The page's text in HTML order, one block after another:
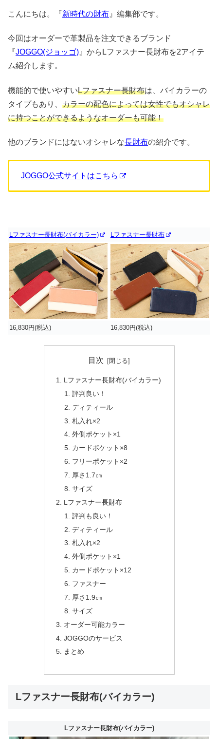
こんにちは。『新時代の財布 』編集部です。
今回はオーダーで革製品を注文できるブランド
『JOGGO(ジョッゴ) 』からLファスナー長財布を2アイテ
ム紹介します。
機能的で使いやすいLファスナー長財布は、バイカラーの
タイプもあり、 カラーの配色によっては女性でもオシャレ
に持つことができるようなオーダーも可能！
他のブランドにはないオシャレな長財布の紹介です。
JOGGO公式サイトはこちら
Lファスナー長財布(バイカラー) Lファスナー長財布
16,830円(税込) 16,830円(税込)
目次
Lファスナー長財布(バイカラー)
評判良い！
ディティール
札入れ×2
外側ポケット×1
カードポケット×8
フリーポケット×2
厚さ1.7㎝
サイズ
Lファスナー長財布
評判も良い！
ディティール
札入れ×2
外側ポケット×1
カードポケット×12
ファスナー
厚さ1.9㎝
サイズ
オーダー可能カラー
JOGGOのサービス
まとめ
Lファスナー長財布(バイカラー)
Lファスナー長財布(バイカラー)